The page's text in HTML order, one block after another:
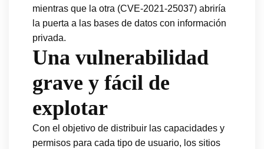
mientras que la otra (CVE-2021-25037) abriría
la puerta a las bases de datos con información
privada.
Una vulnerabilidad
grave y fácil de
explotar
Con el objetivo de distribuir las capacidades y
permisos para cada tipo de usuario, los sitios